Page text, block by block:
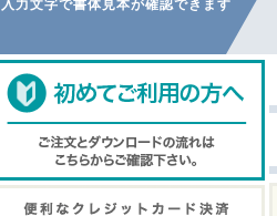
入力文字で書体見本が確認できます